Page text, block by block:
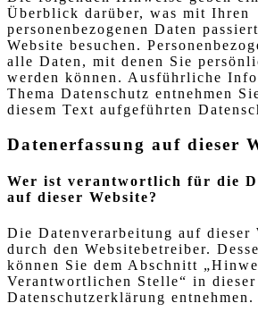
Überblick darüber, was mit Ihren
personenbezogenen Daten
Website besuchen.
alle Daten, mit denen Sie
werden können. Ausführliche
Thema Datenschutz entnehmen
diesem Text aufgeführten
Datenerfassung auf dieser
Wer ist verantwortlich für die
auf dieser Website?
Die Datenverarbeitung auf dieser
durch den Websitebetreiber.
können Sie dem Abschnitt
Verantwortlichen Stelle“ in dieser
Datenschutzerklärung entnehmen.